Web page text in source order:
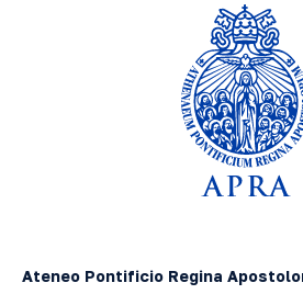
Ateneo Pontificio Regina